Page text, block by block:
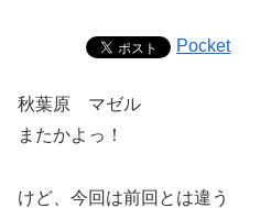
Pocket
秋葉原 マゼル
またかよっ！
けど、今回は前回とは違う